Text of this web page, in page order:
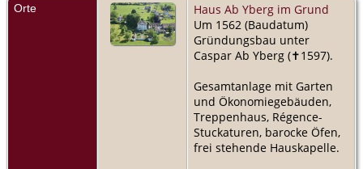
Orte
Haus Ab Yberg im Grund
Um 1562 (Baudatum)
Gründungsbau unter
Caspar Ab Yberg (✝︎1597).
Gesamtanlage mit Garten
und Ökonomiegebäuden,
Treppenhaus, Régence-
Stuckaturen, barocke Öfen,
frei stehende Hauskapelle.